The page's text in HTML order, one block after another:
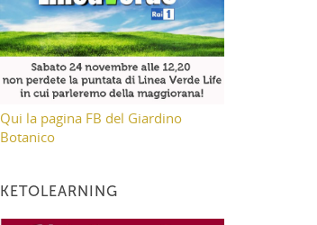
Qui la pagina FB del Giardino
Botanico
KETOLEARNING